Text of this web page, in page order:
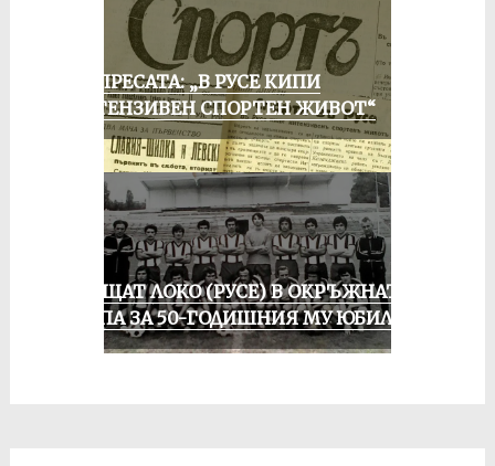
ОТ ПРЕСАТА: „В РУСЕ КИПИ
ИНТЕНЗИВЕН СПОРТЕН ЖИВОТ“
ПРАЩАТ ЛОКО (РУСЕ) В ОКРЪЖНАТА
ГРУПА ЗА 50-ГОДИШНИЯ МУ ЮБИЛЕЙ